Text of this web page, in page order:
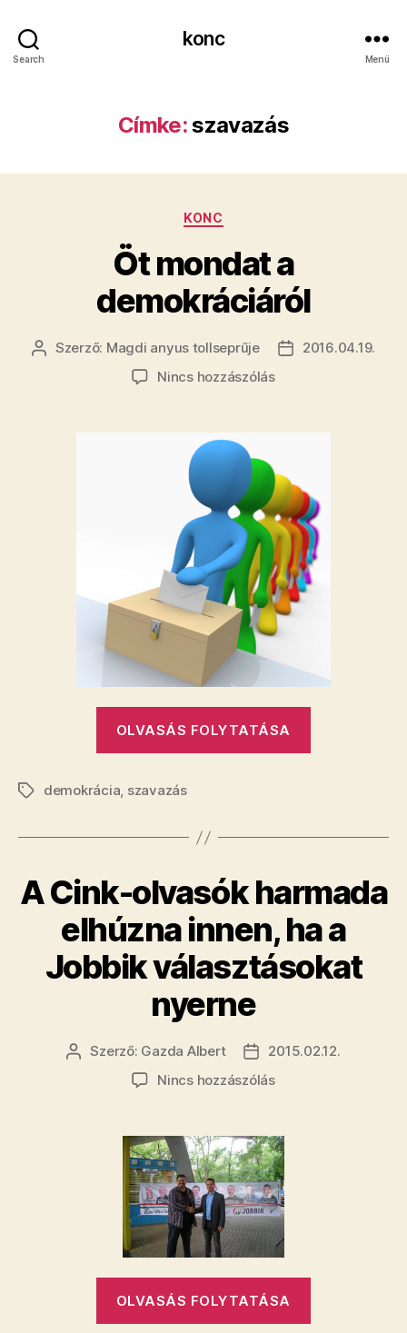
Search
konc
Menü
Címke:szavazás
Kategóriák
KONC
Öt mondat a
demokráciáról
Bejegyzés
Szerző: Magdi anyus tollseprűje
Bejegyzés
2016.04.19.
Nincs hozzászólása(z)
a
bejegyzéshez
OLVASÁS FOLYTATÁSA
Címkékdemokrácia, szavazás
A Cink-olvasók harmada
elhúzna innen, ha a
Jobbik választásokat
nyerne
Bejegyzés
Szerző: Gazda Albert
Bejegyzés
dátuma
2015.02.12.
Nincs hozzászólása(z)
olvasók
harmada
elhúzna
innen,
ha
a
Jobbik
választásokat
nyerne
OLVASÁS FOLYTATÁSA